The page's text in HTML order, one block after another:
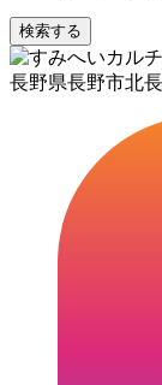
検索する
長野県長野市北